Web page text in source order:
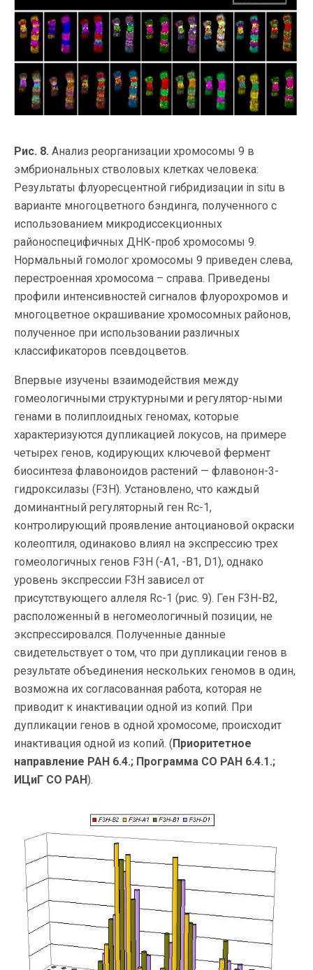
Рис. 8. Анализ реорганизации хромосомы 9 в
эмбриональных стволовых клетках человека:
Результаты флуоресцентной гибридизации in situ в
варианте многоцветного бэндинга, полученного с
использованием микродиссекционных
районоспецифичных ДНК-проб хромосомы 9.
Нормальный гомолог хромосомы 9 приведен слева,
перестроенная хромосома – справа. Приведены
профили интенсивностей сигналов флуорохромов и
многоцветное окрашивание хромосомных районов,
полученное при использовании различных
классификаторов псевдоцветов.
Впервые изучены взаимодействия между
гомеологичными структурными и регулятор-ными
генами в полиплоидных геномах, которые
характеризуются дупликацией локусов, на примере
четырех генов, кодирующих ключевой фермент
биосинтеза флавоноидов растений — флавонон-3-
гидроксилазы (F3H). Установлено, что каждый
доминантный регуляторный ген Rc-1,
контролирующий проявление антоциановой окраски
колеоптиля, одинаково влиял на экспрессию трех
гомеологичных генов F3H (-A1, -B1, D1), однако
уровень экспрессии F3H зависел от
присутствующего аллеля Rc-1 (рис. 9). Ген F3H-B2,
расположенный в негомеологичный позиции, не
экспрессировался. Полученные данные
свидетельствует о том, что при дупликации генов в
результате объединения нескольких геномов в один,
возможна их согласованная работа, которая не
приводит к инактивации одной из копий. При
дупликации генов в одной хромосоме, происходит
инактивация одной из копий. (Приоритетное
направление РАН 6.4.; Программа СО РАН 6.4.1.;
ИЦиГ СО РАН).